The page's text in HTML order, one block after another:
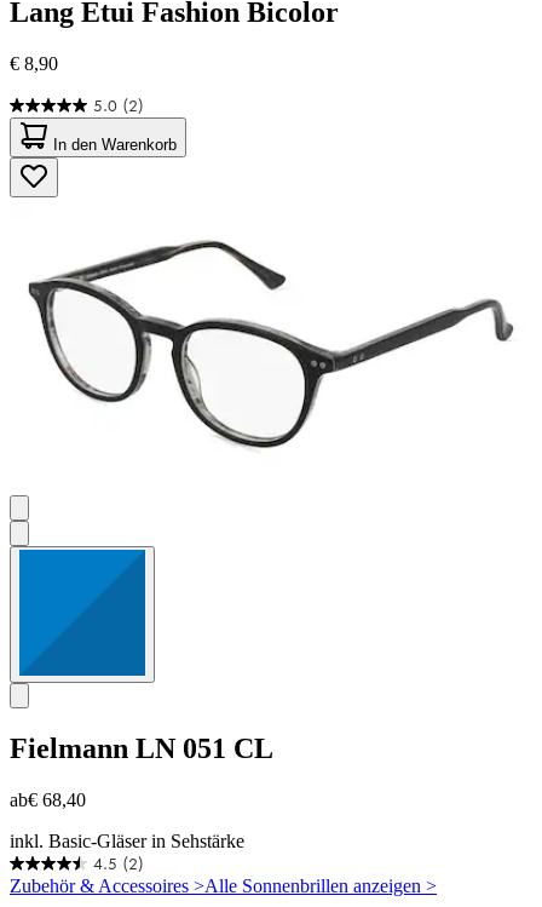
Lang Etui Fashion Bicolor
€ 8,90
5.0 (2)
5.0
von
5
Sternen.
2
In den Warenkorb
Fielmann LN 051 CL
ab€ 68,40
inkl. Basic-Gläser in Sehstärke
4.5 (2)
4.5
von
Zubehör & Accessoires >Alle Sonnenbrillen anzeigen >